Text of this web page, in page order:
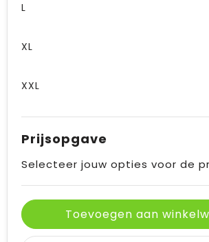
L
XL
XXL
Prijsopgave
Selecteer jouw opties voor de
Toevoegen aan